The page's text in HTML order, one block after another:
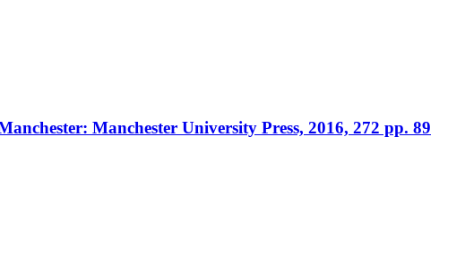
Manchester University Press, 2016, 272 pp. 89